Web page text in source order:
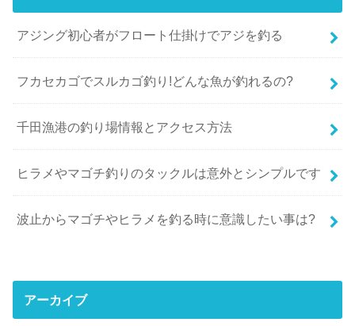
アジング初心者がフロート仕掛けでアジを釣る
フカセカゴでスルカゴ釣り!どんな魚が釣れるの?
千田漁港の釣り場情報とアクセス方法
ヒラメやマゴチ釣りのタックルは意外とシンプルです
波止からマゴチやヒラメを釣る時に意識したい事は?
アーカイブ